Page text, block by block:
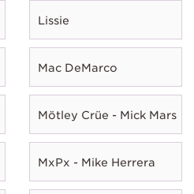
Lissie
Mac DeMarco
Mötley Crüe - Mick Mars
MxPx - Mike Herrera